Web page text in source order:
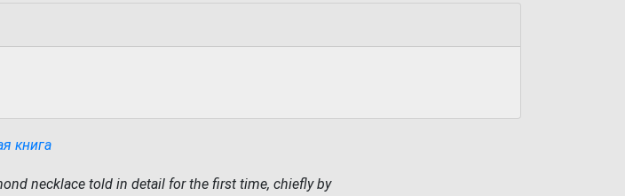
книга
necklace told in detail for the first time, chiefly by